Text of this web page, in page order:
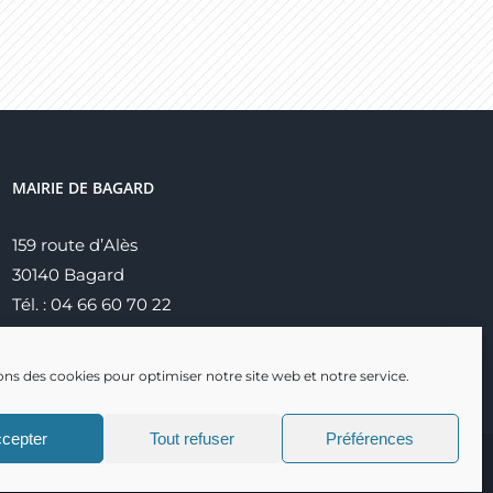
des cookies pour optimiser notre site web et notre service.
Tout refuser Préférences
MAIRIE DE BAGARD
159 route d’Alès
30140 Bagard
Tél. : 04 66 60 70 22